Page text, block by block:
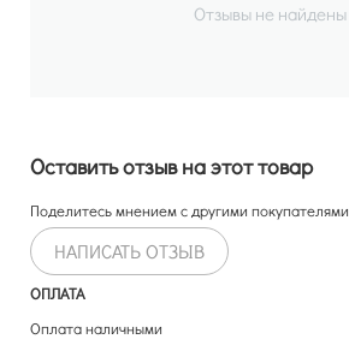
Отзывы не найдены
Оставить отзыв на этот товар
Поделитесь мнением с другими покупателями
НАПИСАТЬ ОТЗЫВ
ОПЛАТА
Оплата наличными